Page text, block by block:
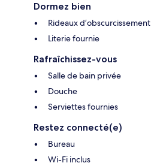
Dormez bien
Rideaux d’obscurcissement
Literie fournie
Rafraîchissez-vous
Salle de bain privée
Douche
Serviettes fournies
Restez connecté(e)
Bureau
Wi-Fi inclus